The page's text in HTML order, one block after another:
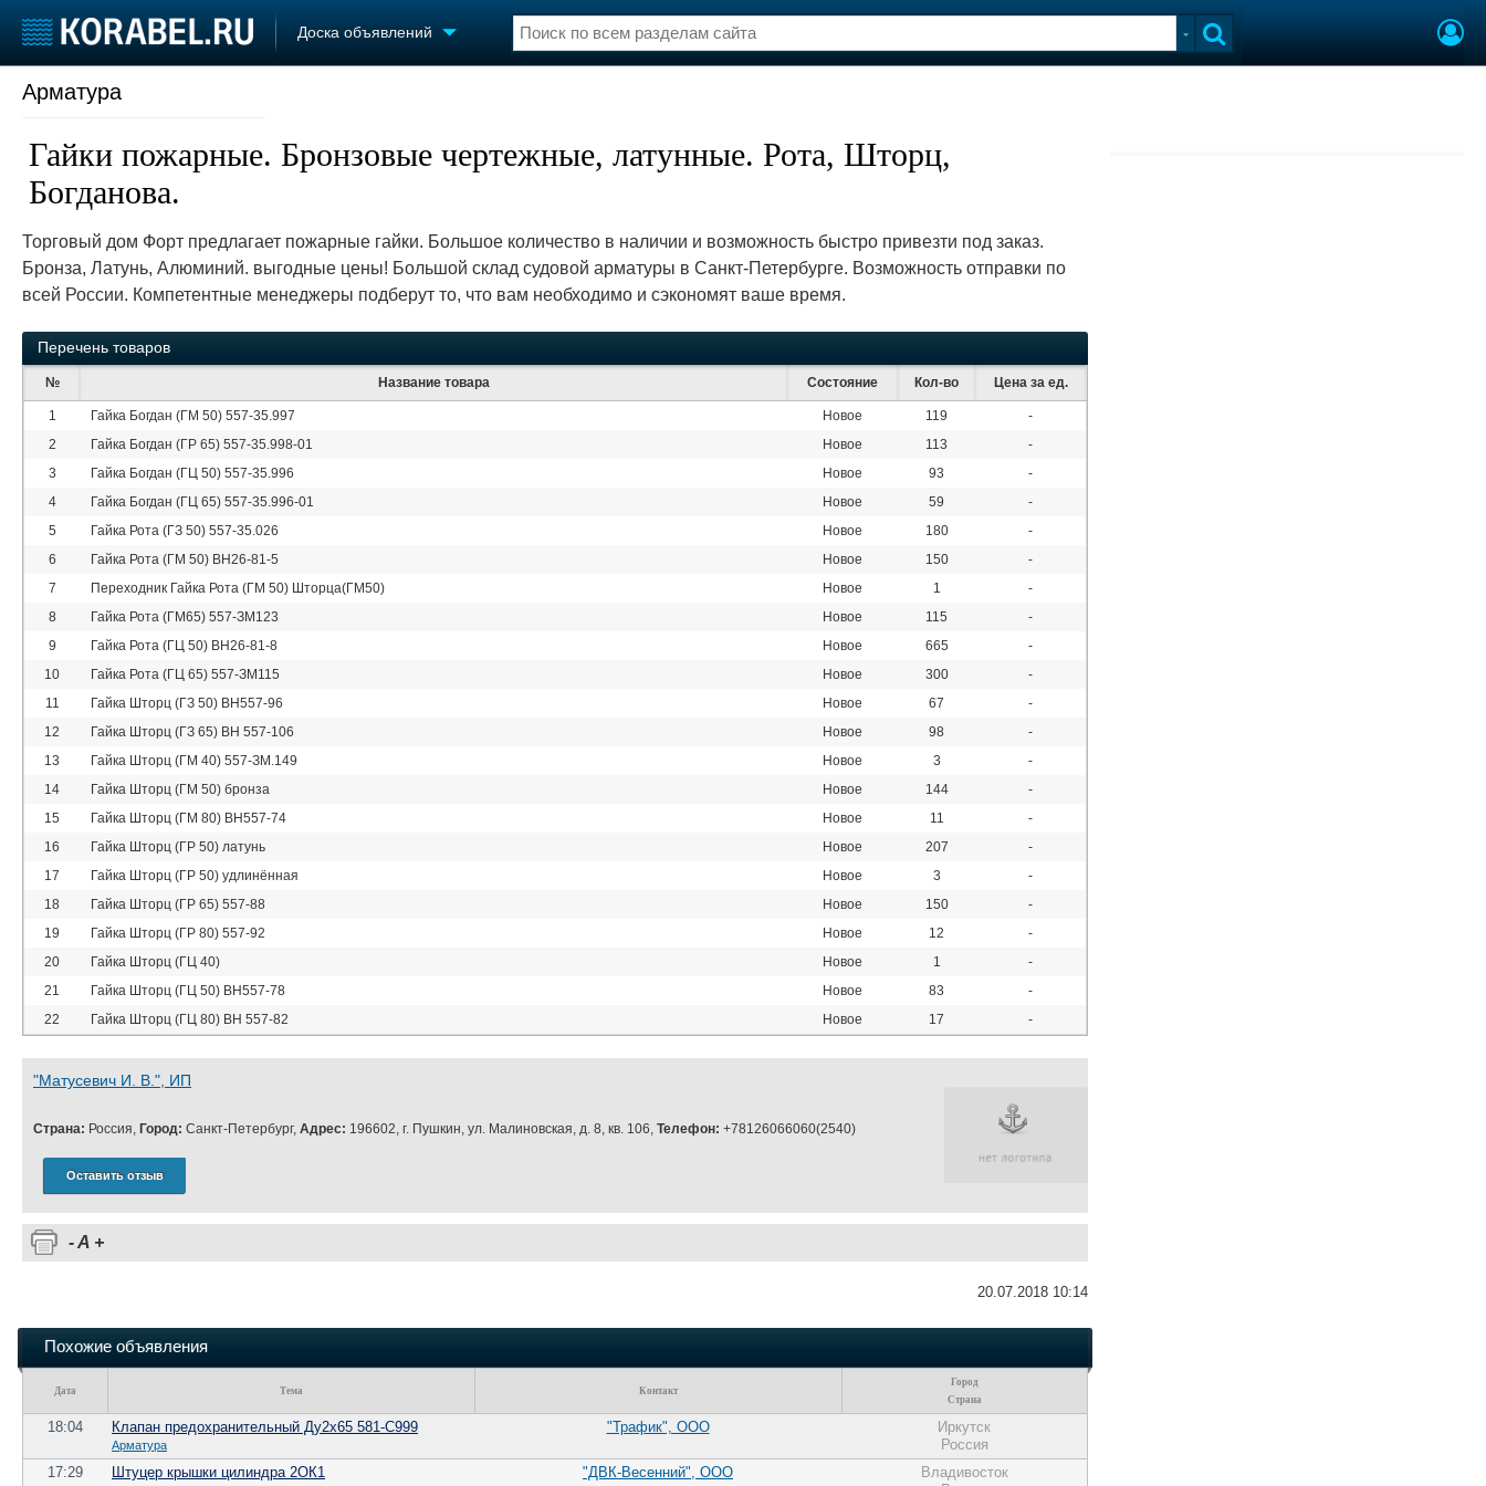
Доска объявлений
Судостроение
Новости
Компании
Репутация
Работа
Крюинг
Журнал
Продажа флота
Материалы
Услуги
Личности
Форум
Арматура
Гайки пожарные. Бронзовые чертежные, латунные. Рота, Шторц,
Богданова.
Торговый дом Форт предлагает пожарные гайки. Большое количество в наличии и возможность быстро привезти под заказ.
Бронза, Латунь, Алюминий. выгодные цены! Большой склад судовой арматуры в Санкт-Петербурге. Возможность отправки по
всей России. Компетентные менеджеры подберут то, что вам необходимо и сэкономят ваше время.
Перечень товаров
№ Название товара Состояние Кол-во Цена за ед.
1 Гайка Богдан (ГМ 50) 557-35.997 Новое 119
-
2
Гайка Богдан (ГР 65) 557-35.998-01 Новое 113
-
3
Гайка Богдан (ГЦ 50) 557-35.996 Новое 93
-
4
Гайка Богдан (ГЦ 65) 557-35.996-01 Новое 59
-
5
Гайка Рота (ГЗ 50) 557-35.026 Новое 180
-
6
Гайка Рота (ГМ 50) ВН26-81-5 Новое 150
-
7
Переходник Гайка Рота (ГМ 50) Шторца(ГМ50) Новое 1
-
8
Гайка Рота (ГМ65) 557-ЗМ123 Новое 115
-
9
Гайка Рота (ГЦ 50) ВН26-81-8 Новое 665
-
10
Гайка Рота (ГЦ 65) 557-ЗМ115 Новое 300
-
11
Гайка Шторц (ГЗ 50) ВН557-96 Новое 67
-
12
Гайка Шторц (ГЗ 65) ВН 557-106 Новое 98
-
13
Гайка Шторц (ГМ 40) 557-ЗМ.149 Новое 3
-
14
Гайка Шторц (ГМ 50) бронза Новое 144
-
15
Гайка Шторц (ГМ 80) ВН557-74 Новое 11
-
16
Гайка Шторц (ГР 50) латунь Новое 207
-
17
Гайка Шторц (ГР 50) удлинённая Новое 3
-
18
Гайка Шторц (ГР 65) 557-88 Новое 150
-
19
Гайка Шторц (ГР 80) 557-92 Новое 12
-
20
Гайка Шторц (ГЦ 40) Новое 1
-
21
Гайка Шторц (ГЦ 50) ВН557-78 Новое 83
-
22
Гайка Шторц (ГЦ 80) ВН 557-82 Новое 17 -
"Матусевич И. В.", ИП
Страна: Россия, Город: Санкт-Петербург, Адрес: 196602, г. Пушкин, ул. Малиновская, д. 8, кв. 106, Телефон: +78126066060(2540)
Оставить отзыв
-A +
20.07.2018 10:14
Похожие объявления
Дата Тема Контакт
Город
Страна
18:04 Клапан предохранительный Ду2х65 581-С999
Арматура
"Трафик", ООО
Иркутск
Россия
17:29
Штуцер крышки цилиндра 2ОК1 "ДВК-Весенний", ООО
Владивосток